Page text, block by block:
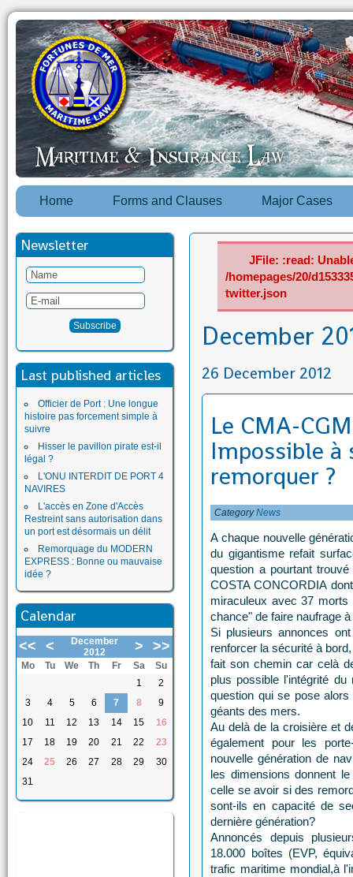
Home Forms and Clauses Major Cases
Newsletter
Last published articles
Officier de Port : Une longue
histoire pas forcement simple à
suivre
Hisser le pavillon pirate est-il
légal ?
L'ONU INTERDIT DE PORT 4
NAVIRES
L'accès en Zone d'Accès
Restreint sans autorisation dans
un port est désormais un délit
Remorquage du MODERN
EXPRESS : Bonne ou mauvaise
idée ?
Calendar
<< <
December
2012
> >>
Mo Tu We Th Fr Sa
Su
1
2
3
4 5 6 7 8
9
10
11 12 13 14 15
16
17
18 19 20 21 22
23
24
25 26 27 28 29
30
31
JFile: :read:
/homepages/20/
twitter.json
December
26 December 2012
Le CMA-
Impossible à
remorquer ?
CategoryNews
A chaque nouvelle
du gigantisme refait
question a pourtant
COSTA CONCORDIA
miraculeux avec 37
chance" de faire naufrage
Si plusieurs annonces
renforcer la sécurité à
fait son chemin car celà
plus possible l'intégrité
question qui se pose
géants des mers.
Au delà de la croisière et
également pour les
nouvelle génération de
les dimensions donnent
celle se avoir si des
sont-ils en capacité de
dernière génération?
Annoncés depuis
18.000 boîtes (EVP,
trafic maritime mondial,à